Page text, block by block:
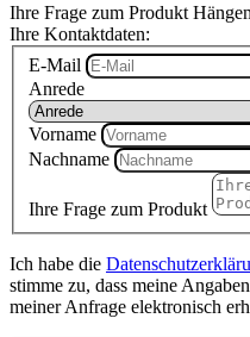
Ihre Frage zum Produkt
Ihre Kontaktdaten:
E-Mail
Anrede
Vorname
Nachname
Ihre Frage zum Produkt
Ich habe die
stimme zu, dass meine
meiner Anfrage elektronisch